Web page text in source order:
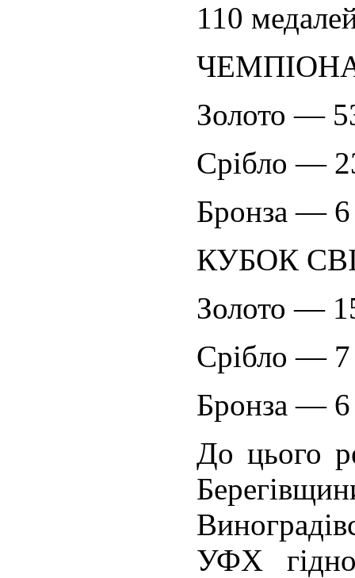
110
Золото —
Срібло —
Бронза — 6
КУБОК
Золото —
Срібло — 7
Бронза — 6
До цього
УФХ